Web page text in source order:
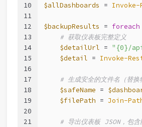
10
11
12
13
14
15
16
17
18
19
20
21
$allDashboards = Invoke-
$backupResults = foreach
# 获取仪表板完整定义
$detailUrl = "{0}/
$detail = Invoke-
# 生成安全的文件名（替换
$safeName =
$filePath = Join-
# 导出仪表板 JSON，包含